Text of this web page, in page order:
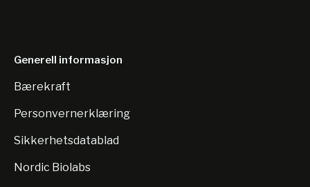
Generell informasjon
Bærekraft
Personvernerklæring
Sikkerhetsdatablad
Nordic Biolabs